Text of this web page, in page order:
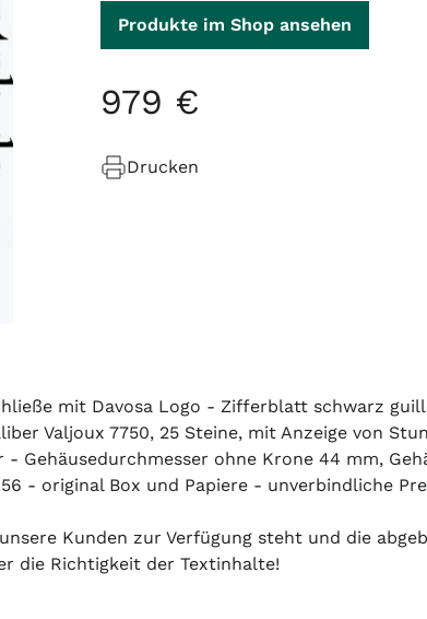
Produkte im Shop ansehen
979 €
Drucken
mit Davosa Logo - Zifferblatt schwarz
Valjoux 7750, 25 Steine, mit Anzeige von
ohne Krone 44 mm,
- original Box und Papiere - unverbindliche
Kunden zur Verfügung steht und die
die Richtigkeit der Textinhalte!